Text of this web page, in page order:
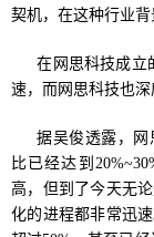
契机，在这种行业背
在网思科技成立
速，而网思科技也深
据吴俊透露，网
比已经达到
高，但到了今天无
化的进程都非常迅